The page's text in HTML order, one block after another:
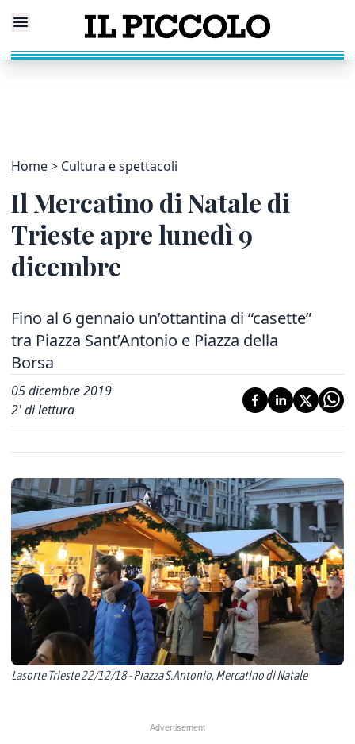
Home Cultura e spettacoli
Il Mercatino di Natale di
Trieste apre lunedì 9
dicembre
Fino al 6 gennaio un’ottantina di “casette”
tra Piazza Sant’Antonio e Piazza della
Borsa
05 dicembre 2019
2' di lettura
Lasorte Trieste 22/12/18 - Piazza S.Antonio, Mercatino di Natale